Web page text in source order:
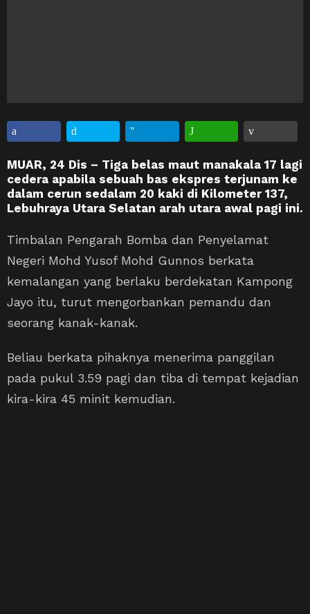
MUAR, 24 Dis – Tiga belas maut manakala 17 lagi
cedera apabila sebuah bas ekspres terjunam ke
dalam cerun sedalam 20 kaki di Kilometer 137,
Lebuhraya Utara Selatan arah utara awal pagi ini.
Timbalan Pengarah Bomba dan Penyelamat
Negeri Mohd Yusof Mohd Gunnos berkata
kemalangan yang berlaku berdekatan Kampong
Jayo itu, turut mengorbankan pemandu dan
seorang kanak-kanak.
Beliau berkata pihaknya menerima panggilan
pada pukul 3.59 pagi dan tiba di tempat kejadian
kira-kira 45 minit kemudian.